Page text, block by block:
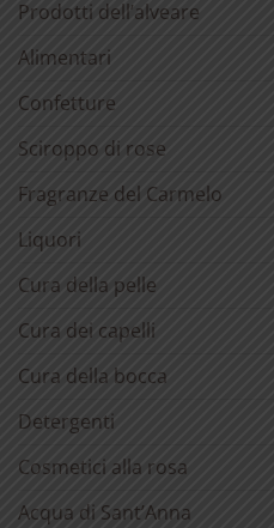
Prodotti dell’alveare
Alimentari
Confetture
Sciroppo di rose
Fragranze del Carmelo
Liquori
Cura della pelle
Cura dei capelli
Cura della bocca
Detergenti
Cosmetici alla rosa
Acqua di Sant’Anna